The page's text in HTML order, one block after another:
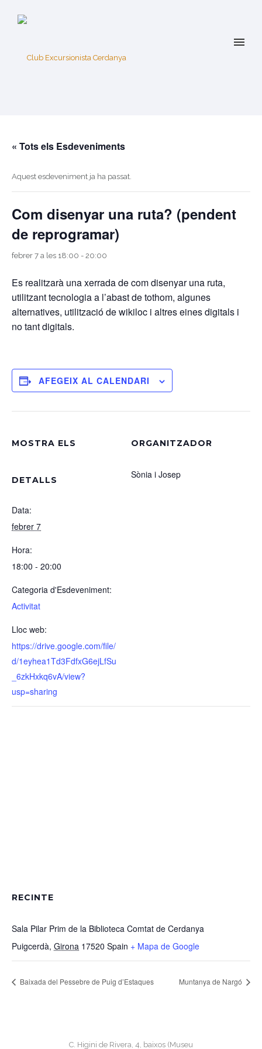
« Tots els Esdeveniments
Aquest esdeveniment ja ha passat.
Com disenyar una ruta? (pendent
de reprogramar)
febrer 7 a les 18:00 - 20:00
Es realitzarà una xerrada de com disenyar una ruta,
utilitzant tecnologia a l’abast de tothom, algunes
alternatives, utilització de wikiloc i altres eines digitals i
no tant digitals.
AFEGEIX AL CALENDARI
MOSTRA ELS
DETALLS
Data:
febrer 7
Hora:
18:00 - 20:00
Categoria d'Esdeveniment:
Activitat
Lloc web:
https://drive.google.com/file/
d/1eyhea1Td3FdfxG6ejLfSu
_6zkHxkq6vA/view?
usp=sharing
ORGANITZADOR
Sònia i Josep
RECINTE
Sala Pilar Prim de la Biblioteca Comtat de Cerdanya
Puigcerdà, Girona 17520 Spain + Mapa de Google
Baixada del Pessebre de Puig d’Estaques Muntanya de Nargó
C. Higini de Rivera, 4, baixos (Museu